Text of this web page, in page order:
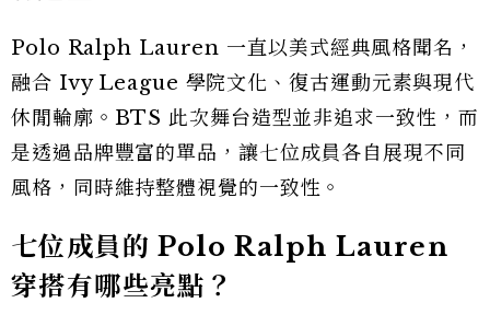
Polo Ralph Lauren 一直以美式經典風格聞名，
融合 Ivy League 學院文化、復古運動元素與現代
休閒輪廓。BTS 此次舞台造型並非追求一致性，而
是透過品牌豐富的單品，讓七位成員各自展現不同
風格，同時維持整體視覺的一致性。
七位成員的 Polo Ralph Lauren
穿搭有哪些亮點？